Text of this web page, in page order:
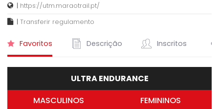
| https://utm.maraotrail.pt/
| Transferir regulamento
Favoritos Descrição Inscritos
ULTRA ENDURANCE
MASCULINOS
FEMININOS